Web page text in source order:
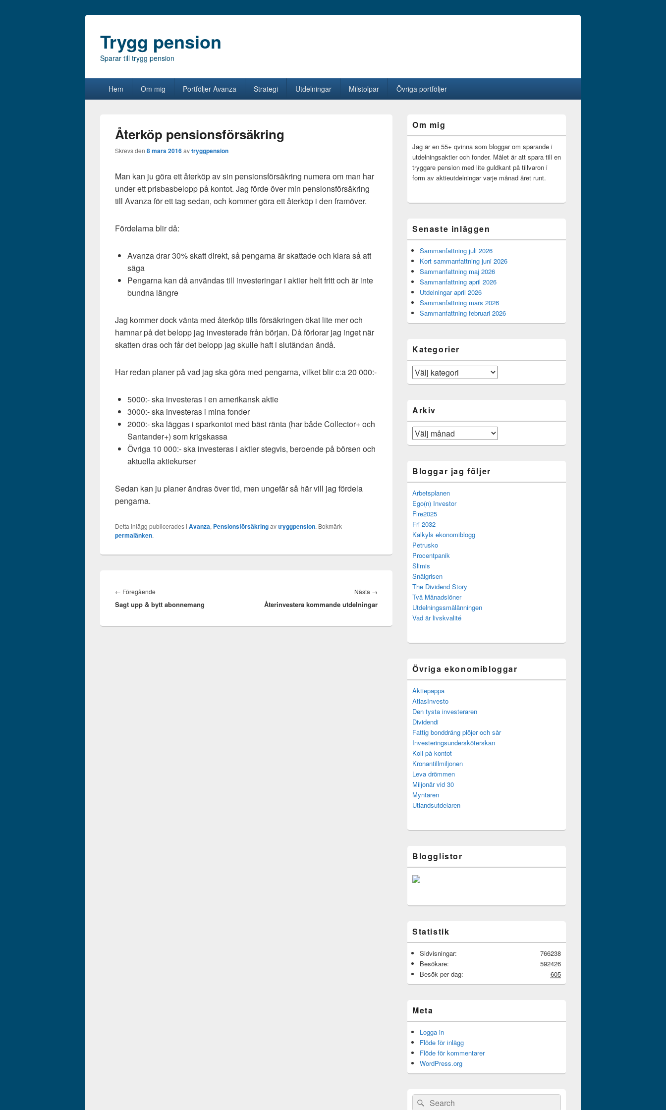
Trygg pension
Sparar till trygg pension
Hem Om mig Portföljer Avanza Strategi Utdelningar Milstolpar Övriga portföljer
Återköp pensionsförsäkring
Skrevs den 8 mars 2016avtryggpension
Man kan ju göra ett återköp av sin pensionsförsäkring numera om man har
under ett prisbasbelopp på kontot. Jag förde över min pensionsförsäkring
till Avanza för ett tag sedan, och kommer göra ett återköp i den framöver.
Fördelarna blir då:
Avanza drar 30% skatt direkt, så pengarna är skattade och klara så att
säga
Pengarna kan då användas till investeringar i aktier helt fritt och är inte
bundna längre
Jag kommer dock vänta med återköp tills försäkringen ökat lite mer och
hamnar på det belopp jag investerade från början. Då förlorar jag inget när
skatten dras och får det belopp jag skulle haft i slutändan ändå.
Har redan planer på vad jag ska göra med pengarna, vilket blir c:a 20 000:-
5000:- ska investeras i en amerikansk aktie
3000:- ska investeras i mina fonder
2000:- ska läggas i sparkontot med bäst ränta (har både Collector+ och
Santander+) som krigskassa
Övriga 10 000:- ska investeras i aktier stegvis, beroende på börsen och
aktuella aktiekurser
Sedan kan ju planer ändras över tid, men ungefär så här vill jag fördela
pengarna.
Detta inlägg publicerades i Avanza, Pensionsförsäkringavtryggpension. Bokmärk
permalänken.
← Föregående
inlägg:
Sagt upp & bytt abonnemang
Nästa →
inlägg:
Återinvestera kommande utdelningar
sidofältet
Widget
område
Om mig
Jag är en 55+ qvinna som bloggar om sparande i
utdelningsaktier och fonder. Målet är att spara till en
tryggare pension med lite guldkant på tillvaron i
form av aktieutdelningar varje månad året runt.
Senaste inläggen
Sammanfattning juli 2026
Kort sammanfattning juni 2026
Sammanfattning maj 2026
Sammanfattning april 2026
Utdelningar april 2026
Sammanfattning mars 2026
Sammanfattning februari 2026
Kategorier
Kategorier
Arkiv
Arkiv
Bloggar jag följer
Arbetsplanen
Ego(n) Investor
Fire2025
Fri 2032
Kalkyls ekonomiblogg
Petrusko
Procentpanik
Slimis
Snålgrisen
The Dividend Story
Två Månadslöner
Utdelningssmålänningen
Vad är livskvalité
Övriga ekonomibloggar
Aktiepappa
AtlasInvesto
Den tysta investeraren
Dividendi
Fattig bonddräng plöjer och sår
Investeringsundersköterskan
Koll på kontot
Kronantillmiljonen
Leva drömmen
Miljonär vid 30
Myntaren
Utlandsutdelaren
Blogglistor
Statistik
766238
Sidvisningar:
592426
Besökare:
605
Besök per dag:
Meta
Logga in
Flöde för inlägg
Flöde för kommentarer
WordPress.org
Sök
Sök